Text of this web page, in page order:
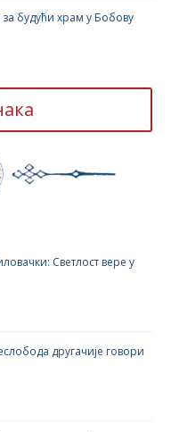
будући храм у Бобову
Светлост вере у
другачије говори